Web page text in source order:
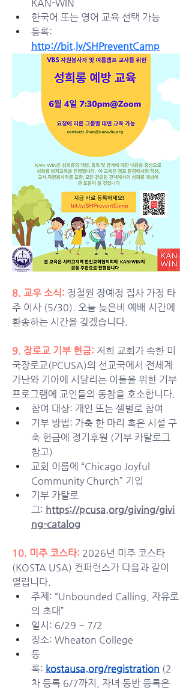
KAN-WIN
한국어 또는 영어 교육 선택 가능
http://bit.ly/SHPreventCamp
8. 교우 소식: 정철원 장예정 집사 가정 타
주 이사 (5/30). 오늘 늦은비 예배 시간에
환송하는 시간을 갖겠습니다.
9. 장로교 기부 헌금: 저희 교회가 속한 미
국장로교(PCUSA)의 선교국에서 전세계
가난와 기아에 시달리는 이들을 위한 기부
프로그램에 교인들의 동참을 호소합니다.
참여 대상: 개인 또는 셀별로 참여
기부 방법: 가축 한 마리 혹은 시설 구
축 헌금에 정기후원 (기부 카탈로그
참고)
교회 이름에 “Chicago Joyful
Community Church” 기입
기부 카탈로
그: https://pcusa.org/giving/givi
ng-catalog
10. 미주 코스타: 2026년 미주 코스타
(KOSTA USA) 컨퍼런스가 다음과 같이
열립니다.
주제: “Unbounded Calling, 자유로
의 초대”
일시: 6/29 ~ 7/2
장소: Wheaton College
등
록: kostausa.org/registration (2
차 등록 6/7까지, 자녀 동반 등록은